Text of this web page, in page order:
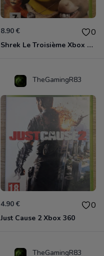
8.90 € 0
Shrek Le Troisième Xbox 360
TheGamingR83
4.90 € 0
Just Cause 2 Xbox 360
TheGamingR83